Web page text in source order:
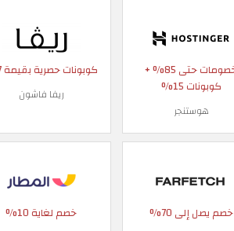
خصومات حتى 85% +
كوبونات 15%
هوستنجر
كوبونات حصرية بقيمة 7%
ريفا فاشون
خصم يصل إلى 70% خصم لغاية 10%